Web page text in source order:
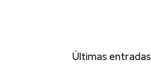
Últimas entradas